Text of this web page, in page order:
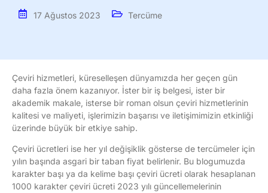
17 Ağustos 2023 Tercüme
Çeviri hizmetleri, küreselleşen dünyamızda her geçen gün
daha fazla önem kazanıyor. İster bir iş belgesi, ister bir
akademik makale, isterse bir roman olsun çeviri hizmetlerinin
kalitesi ve maliyeti, işlerimizin başarısı ve iletişimimizin etkinliği
üzerinde büyük bir etkiye sahip.
Çeviri ücretleri ise her yıl değişiklik gösterse de tercümeler için
yılın başında asgari bir taban fiyat belirlenir. Bu blogumuzda
karakter başı ya da kelime başı çeviri ücreti olarak hesaplanan
1000 karakter çeviri ücreti 2023 yılı güncellemelerinin